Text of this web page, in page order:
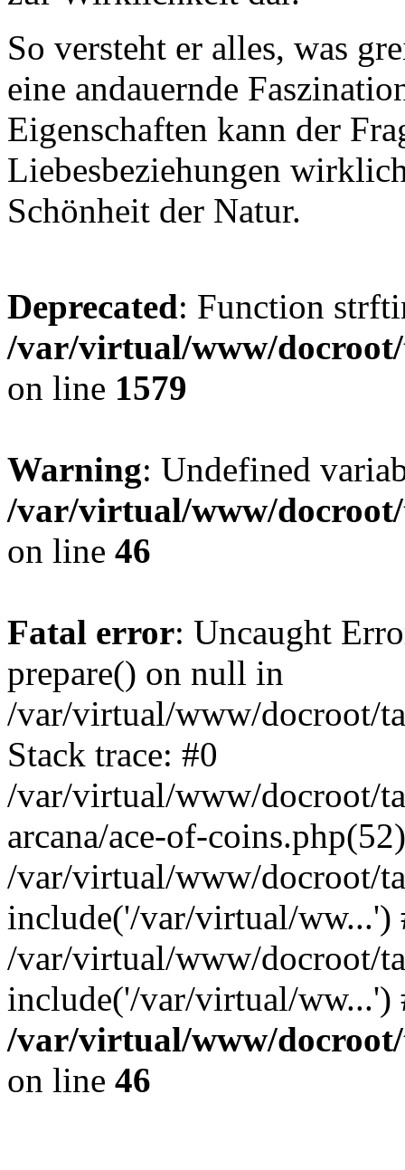
So versteht er alles, was
eine andauernde
Eigenschaften kann der
Liebesbeziehungen
Schönheit der Natur.
Deprecated: Function
/var/virtual/www/
on line 1579
Warning: Undefined
/var/virtual/www/
on line 46
Fatal error: Uncaught
prepare() on null in
/var/virtual/www/docroot/
Stack trace: #0
/var/virtual/www/docroot/
arcana/ace-of-
/var/virtual/www/docroot/
include('/var/virtual/ww...')
/var/virtual/www/docroot/
include('/var/virtual/
/var/virtual/www/
on line 46